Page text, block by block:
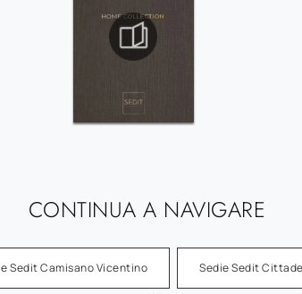
CONTINUA A NAVIGARE
Sedit Camisano Vicentino Sedie Sedit